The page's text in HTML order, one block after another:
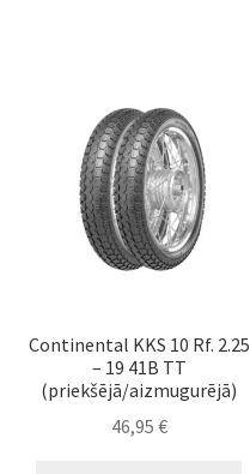
Continental KKS 10 Rf. 2.25
– 19 41B TT
(priekšējā/aizmugurējā)
46,95 €